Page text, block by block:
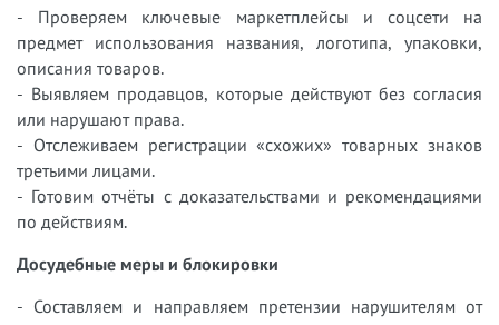
- Проверяем ключевые маркетплейсы и соцсети на
предмет использования названия, логотипа, упаковки,
описания товаров.
- Выявляем продавцов, которые действуют без согласия
или нарушают права.
- Отслеживаем регистрации «схожих» товарных знаков
третьими лицами.
- Готовим отчёты с доказательствами и рекомендациями
по действиям.
Досудебные меры и блокировки
- Составляем и направляем претензии нарушителям от